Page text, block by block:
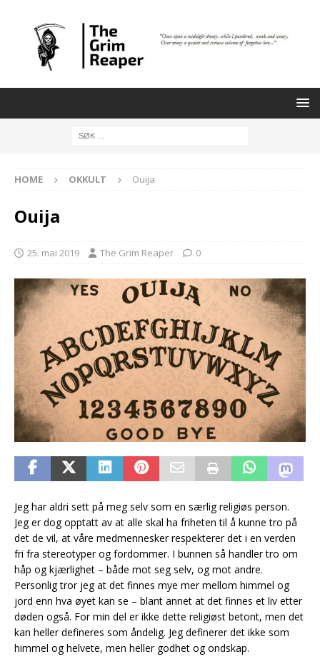
HOME OKKULT Ouija
Ouija
25. mai 2019 The Grim Reaper 0
Jeg har aldri sett på meg selv som en særlig religiøs person.
Jeg er dog opptatt av at alle skal ha friheten til å kunne tro på
det de vil, at våre medmennesker respekterer det i en verden
fri fra stereotyper og fordommer. I bunnen så handler tro om
håp og kjærlighet – både mot seg selv, og mot andre.
Personlig tror jeg at det finnes mye mer mellom himmel og
jord enn hva øyet kan se – blant annet at det finnes et liv etter
døden også. For min del er ikke dette religiøst betont, men det
kan heller defineres som åndelig. Jeg definerer det ikke som
himmel og helvete, men heller godhet og ondskap.